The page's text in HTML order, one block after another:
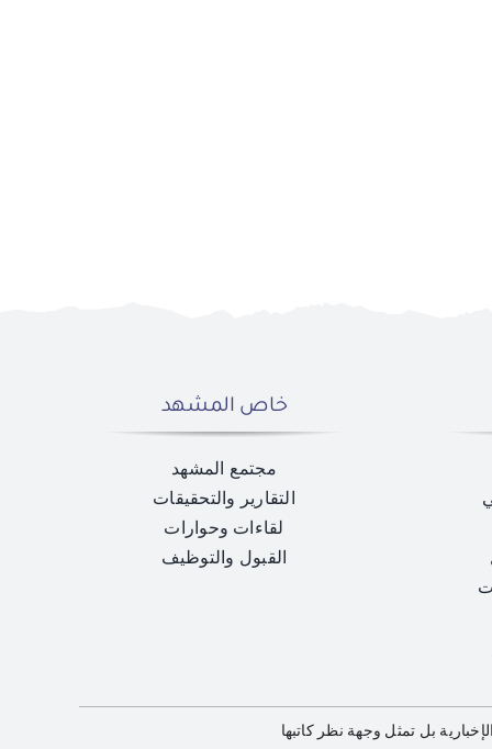
خاص المشهد
مجتمع المشهد
التقارير والتحقيقات
لقاءات وحوارات
القبول والتوظيف
بل تمثل وجهة نظر كاتبها